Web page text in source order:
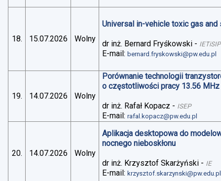
18. 15.07.2026 Wolny
Universal in-vehicle toxic gas
dr inż. Bernard Fryśkowski - IETiSIP
E-mail:bernard.fryskowski@pw.edu.pl
19. 14.07.2026 Wolny
Porównanie technologii
o częstotliwości pracy 13.56 MHz
dr inż. Rafał Kopacz - ISEP
E-mail:rafal.kopacz@pw.edu.pl
20. 14.07.2026 Wolny
Aplikacja desktopowa do
nocnego nieboskłonu
dr inż. Krzysztof Skarżyński - IE
E-mail:krzysztof.skarzynski@pw.edu.pl